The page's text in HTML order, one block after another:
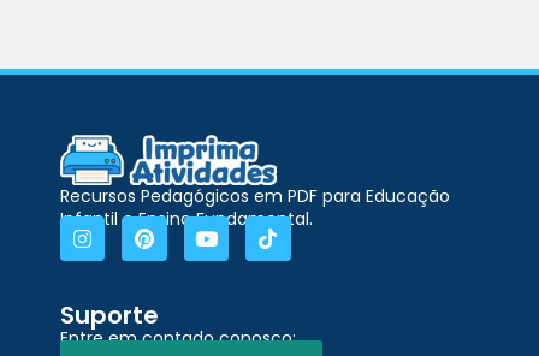
Recursos Pedagógicos em PDF para Educação
Infantil e Ensino Fundamental.
Suporte
Entre em contado conosco: